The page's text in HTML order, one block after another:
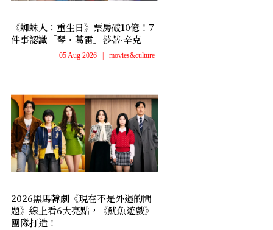
《蜘蛛人：重生日》票房破10億！7
件事認識「琴・葛雷」莎蒂·辛克
05 Aug 2026 movies&culture
2026黑馬韓劇《現在不是外遇的問
題》線上看6大亮點，《魷魚遊戲》
團隊打造！